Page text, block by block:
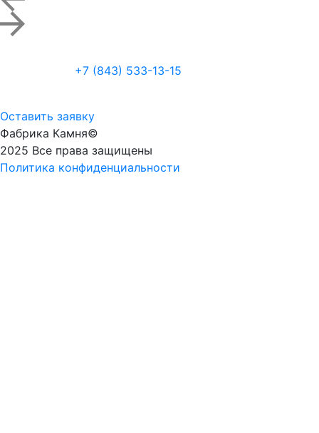
+7 (843) 533-13-15
Оставить заявку
Фабрика Камня©
2025 Все права защищены
Политика конфиденциальности